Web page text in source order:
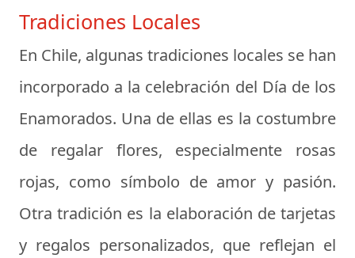
Tradiciones Locales
En Chile, algunas tradiciones locales se han
incorporado a la celebración del Día de los
Enamorados. Una de ellas es la costumbre
de regalar flores, especialmente rosas
rojas, como símbolo de amor y pasión.
Otra tradición es la elaboración de tarjetas
y regalos personalizados, que reflejan el